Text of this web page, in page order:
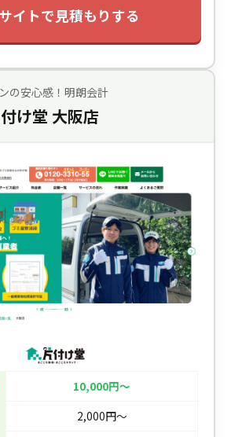
イトで見積もりする
の安心感！明朗会計
け堂 大阪店
10,000円〜
2,000円〜